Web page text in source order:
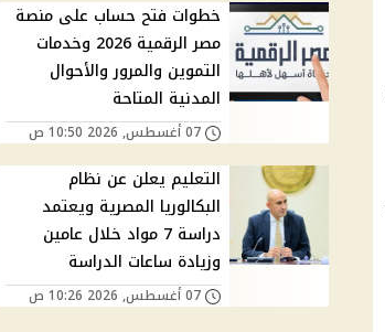
خطوات فتح حساب على منصة
مصر الرقمية 2026 وخدمات
التموين والمرور والأحوال
المدنية المتاحة
07 أغسطس, 2026 10:50 ص
التعليم يعلن عن نظام
البكالوريا المصرية ويعتمد
دراسة 7 مواد خلال عامين
وزيادة ساعات الدراسة
07 أغسطس, 2026 10:26 ص